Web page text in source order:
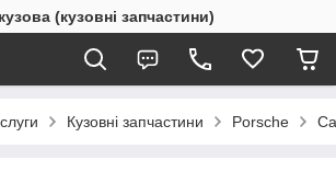
(кузовні запчастини)
Кузовні запчастини Porsche